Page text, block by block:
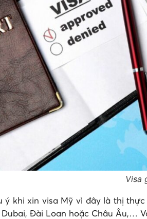
Visa
ý khi xin visa Mỹ vì đây là thị
Đài Loan hoặc Châu Âu,…